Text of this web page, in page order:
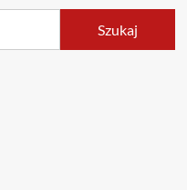
Szukaj